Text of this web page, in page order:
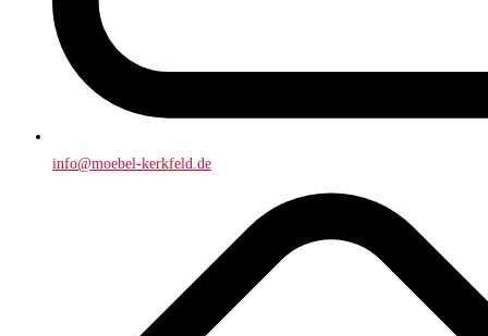
info@moebel-kerkfeld.de